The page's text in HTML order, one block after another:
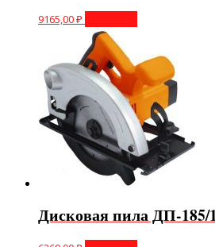
9165,00₽
Дисковая пила ДП-185/